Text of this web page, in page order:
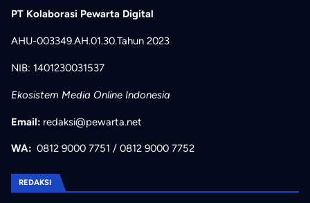
PT Kolaborasi Pewarta Digital
AHU-003349.AH.01.30.Tahun 2023
NIB: 1401230031537
Ekosistem Media Online Indonesia
Email: redaksi@pewarta.net
WA: 0812 9000 7751 / 0812 9000 7752
REDAKSI